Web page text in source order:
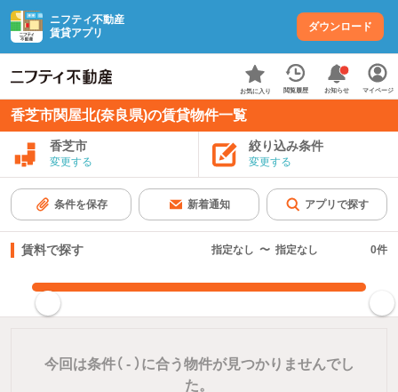
ニフティ不動産
賃貸アプリ
ダウンロード
お気に入り 閲覧履歴 お知らせ マイページ
香芝市関屋北(奈良県)の賃貸物件一覧
香芝市
変更する
絞り込み条件
変更する
条件を保存 新着通知 アプリで探す
賃料で探す 指定なし 〜 指定なし 0件
今回は条件（ -）に合う物件が見つかりませんでし
た。